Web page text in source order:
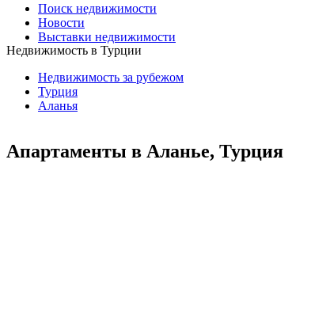
Поиск недвижимости
Новости
Выставки недвижимости
Недвижимость в Турции
Недвижимость за рубежом
Турция
Аланья
Апартаменты в Аланье, Турция